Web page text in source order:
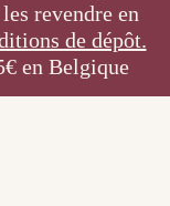
revendre en
de dépôt.
en Belgique